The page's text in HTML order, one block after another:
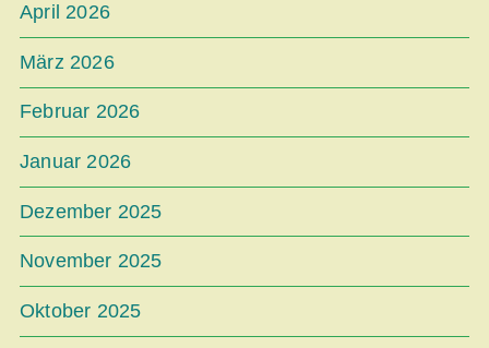
April 2026
März 2026
Februar 2026
Januar 2026
Dezember 2025
November 2025
Oktober 2025